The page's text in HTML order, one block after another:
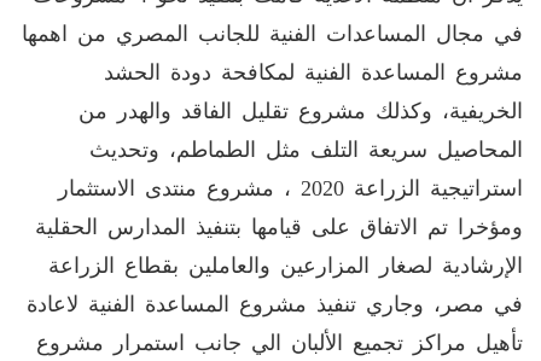
في مجال المساعدات الفنية للجانب المصري من اهمها
مشروع المساعدة الفنية لمكافحة دودة الحشد
الخريفية، وكذلك مشروع تقليل الفاقد والهدر من
المحاصيل سريعة التلف مثل الطماطم، وتحديث
استراتيجية الزراعة 2020 ، مشروع منتدى الاستثمار
ومؤخرا تم الاتفاق على قيامها بتنفيذ المدارس الحقلية
الإرشادية لصغار المزارعين والعاملين بقطاع الزراعة
في مصر، وجاري تنفيذ مشروع المساعدة الفنية لاعادة
تأهيل مراكز تجميع الألبان الي جانب استمرار مشروع